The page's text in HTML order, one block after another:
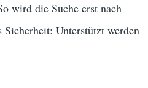
wird die Suche erst nach
Unterstützt werden